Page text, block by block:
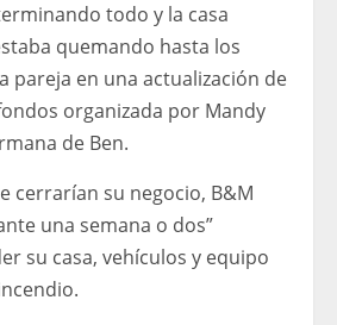
todo y la casa
quemando hasta los
pareja en una actualización de
organizada por Mandy
de Ben.
cerrarían su negocio, B&M
una semana o dos”
su casa, vehículos y equipo